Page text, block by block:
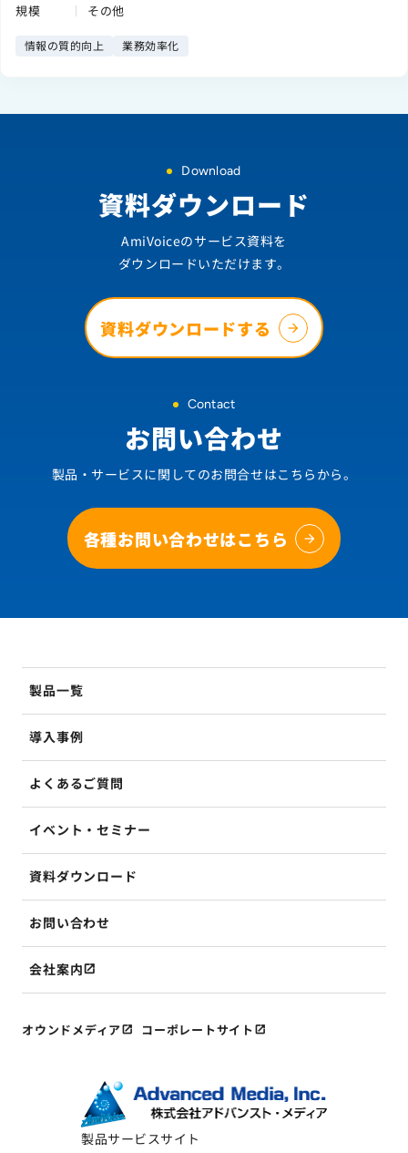
規模
その他
情報の質的向上 業務効率化
Download
資料ダウンロード
AmiVoiceのサービス資料を
ダウンロードいただけます。
資料ダウンロードする
Contact
お問い合わせ
製品・サービスに関してのお問合せはこちらから。
各種お問い合わせはこちら
製品サービスサイト
製品一覧
導入事例
よくあるご質問
イベント・セミナー
資料ダウンロード
お問い合わせ
会社案内
オウンドメディア コーポレートサイト